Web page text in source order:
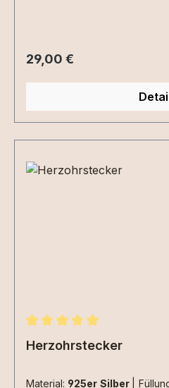
Regulärer Preis:
29,00 €
Durchschnittliche
Herzohrstecker
Material: 925er Silber